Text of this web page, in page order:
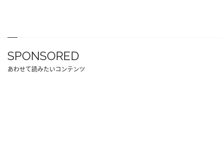
SPONSORED
あわせて読みたいコンテンツ